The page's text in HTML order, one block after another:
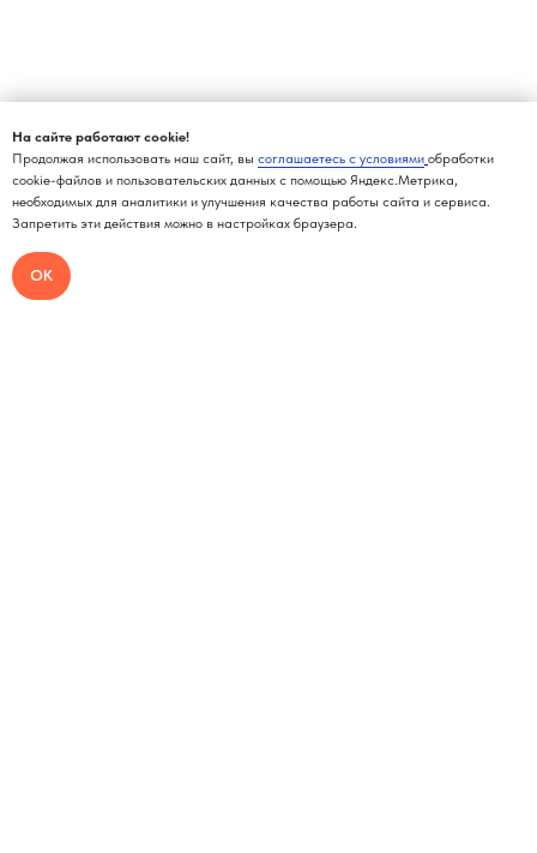
На сайте работают cookie!
Продолжая использовать наш сайт, вы соглашаетесь с условиями обработки
cookie-файлов и пользовательских данных с помощью Яндекс.Метрика,
необходимых для аналитики и улучшения качества работы сайта и сервиса.
Запретить эти действия можно в настройках браузера.
ОК